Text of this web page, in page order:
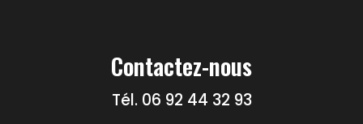
Contactez-nous
Tél. 06 92 44 32 93